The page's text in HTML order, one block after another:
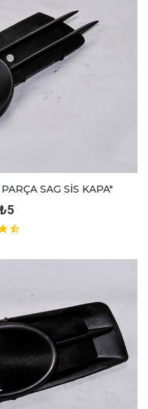
SAG SİS KAPA"
₺5